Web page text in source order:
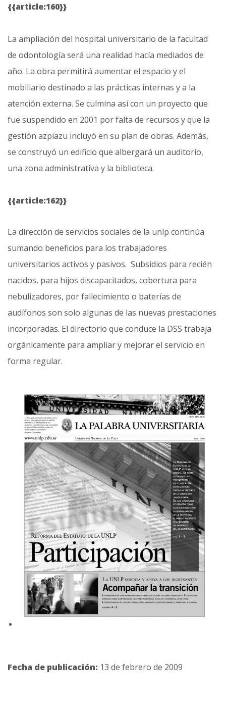
{{article:160}}
La ampliación del hospital universitario de la facultad
de odontología será una realidad hacía mediados de
año. La obra permitirá aumentar el espacio y el
mobiliario destinado a las prácticas internas y a la
atención externa. Se culmina así con un proyecto que
fue suspendido en 2001 por falta de recursos y que la
gestión azpiazu incluyó en su plan de obras. Además,
se construyó un edificio que albergará un auditorio,
una zona administrativa y la biblioteca.
{{article:162}}
La dirección de servicios sociales de la unlp continúa
sumando beneficios para los trabajadores
universitarios activos y pasivos. Subsidios para recién
nacidos, para hijos discapacitados, cobertura para
nebulizadores, por fallecimiento o baterías de
audífonos son solo algunas de las nuevas prestaciones
incorporadas. El directorio que conduce la DSS trabaja
orgánicamente para ampliar y mejorar el servicio en
forma regular.
Fecha de publicación: 13 de febrero de 2009